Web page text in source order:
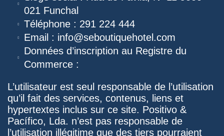
021 Funchal
Téléphone : 291 224 444
Email : info@seboutiquehotel.com
Données d’inscription au Registre du
Commerce :
L’utilisateur est seul responsable de l’utilisation
qu’il fait des services, contenus, liens et
hypertextes inclus sur ce site. Positivo &
Pacífico, Lda. n’est pas responsable de
l’utilisation illégitime que des tiers pourraient